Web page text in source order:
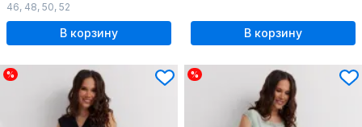
46, 48, 50, 52
В корзину В корзину
% %